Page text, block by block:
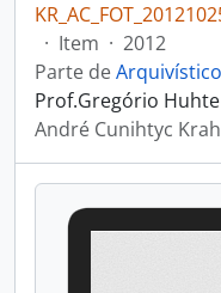
· Item · 2012
Parte deArquivístico
Prof.Gregório
André Cunihtyc